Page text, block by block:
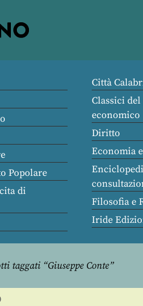
Popolare
di
Città
Classici
economico
Diritto
Economia
Filosofia e
Iride
taggati “Giuseppe Conte”